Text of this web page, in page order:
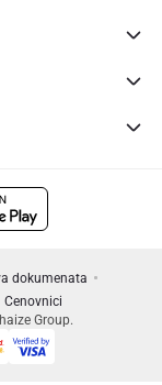
dokumenata
Cenovnici
Group.